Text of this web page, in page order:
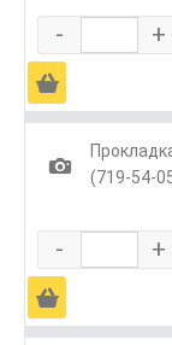
- +
Ä
1
(719-54-
- +
Ä